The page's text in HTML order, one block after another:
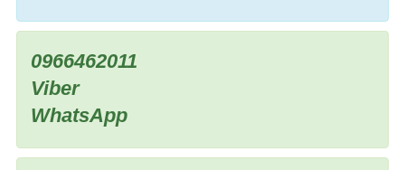
0966462011
Viber
WhatsApp